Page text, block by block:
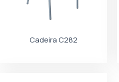
Cadeira C282